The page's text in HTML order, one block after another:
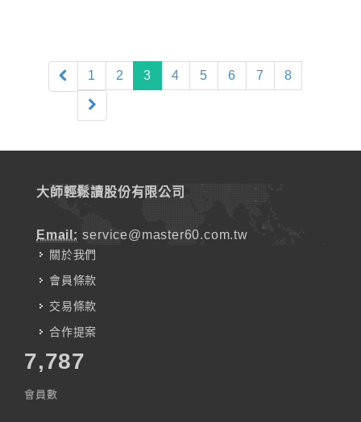
1 2 3 (current)
4 5 6 7 8
大師輕鬆讀股份有限公司
Email: service@master60.com.tw
關於我們
會員條款
交易條款
合作提案
7,787
會員數